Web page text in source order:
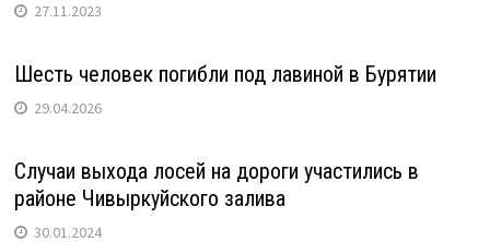
27.11.2023
Шесть человек погибли под лавиной в Бурятии
29.04.2026
Случаи выхода лосей на дороги участились в
районе Чивыркуйского залива
30.01.2024